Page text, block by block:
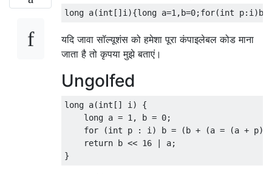
यदि जावा सॉल्यूशंस को हमेशा पूरा कंपाइलेबल कोड माना
जाता है तो कृपया मुझे बताएं।
Ungolfed
long a(int[] i) {
    long a = 1, b = 0;
for (int p : i) b = (b + (a = (a + p)
    return b << 16 | a;